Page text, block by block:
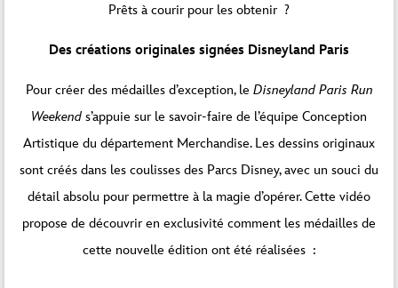
Prêts à courir pour les obtenir ?
Des créations originales signées Disneyland Paris
Pour créer des médailles d’exception, le Disneyland Paris Run
Weekend s’appuie sur le savoir-faire de l’équipe Conception
Artistique du département Merchandise. Les dessins originaux
sont créés dans les coulisses des Parcs Disney, avec un souci du
détail absolu pour permettre à la magie d’opérer. Cette vidéo
propose de découvrir en exclusivité comment les médailles de
cette nouvelle édition ont été réalisées :